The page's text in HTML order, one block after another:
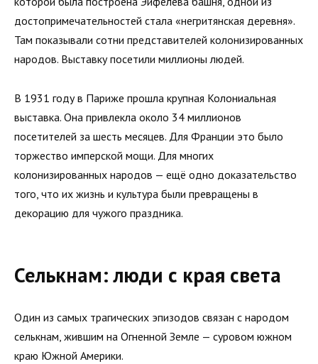
достопримечательностей стала «негритянская деревня».
Там показывали сотни представителей колонизированных
народов. Выставку посетили миллионы людей.
В 1931 году в Париже прошла крупная Колониальная
выставка. Она привлекла около 34 миллионов
посетителей за шесть месяцев. Для Франции это было
торжество имперской мощи. Для многих
колонизированных народов — ещё одно доказательство
того, что их жизнь и культура были превращены в
декорацию для чужого праздника.
Селькнам: люди с края света
Один из самых трагических эпизодов связан с народом
селькнам, жившим на Огненной Земле — суровом южном
краю Южной Америки.